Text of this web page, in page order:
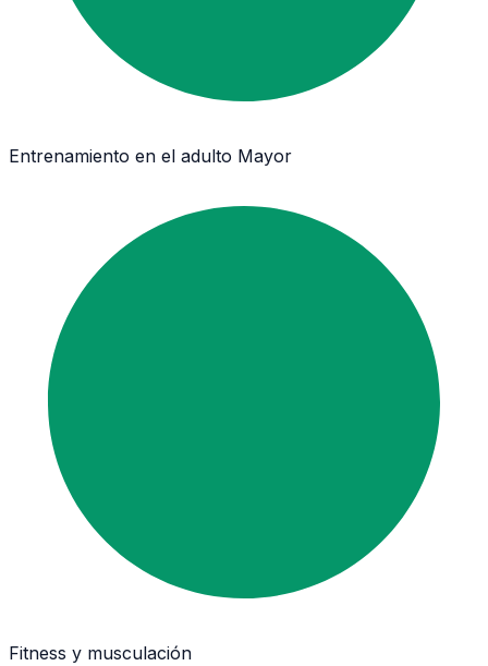
Entrenamiento en el adulto Mayor
Fitness y musculación